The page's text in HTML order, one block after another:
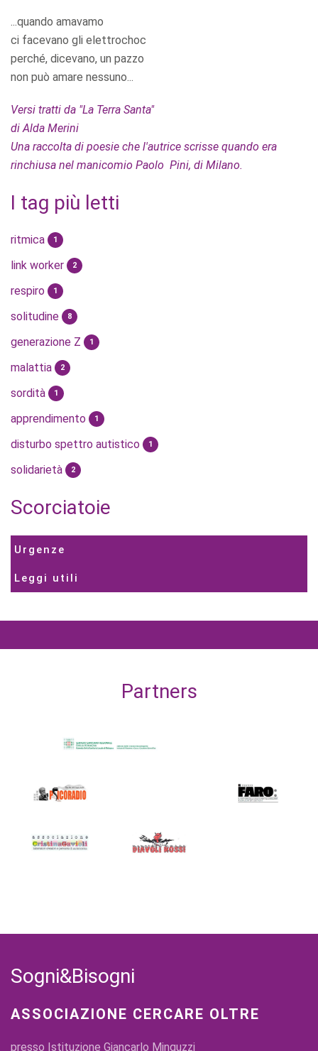
...quando amavamo
ci facevano gli elettrochoc
perché, dicevano, un pazzo
non può amare nessuno...
Versi tratti da "La Terra Santa"
di Alda Merini
Una raccolta di poesie che l'autrice scrisse quando era
rinchiusa nel manicomio Paolo Pini, di Milano.
I tag più letti
ritmica 1
link worker 2
respiro 1
solitudine 8
generazione Z 1
malattia 2
sordità 1
apprendimento 1
disturbo spettro autistico 1
solidarietà 2
Scorciatoie
Urgenze
Leggi utili
Partners
Sogni&Bisogni
ASSOCIAZIONE CERCARE OLTRE
presso Istituzione Giancarlo Minguzzi